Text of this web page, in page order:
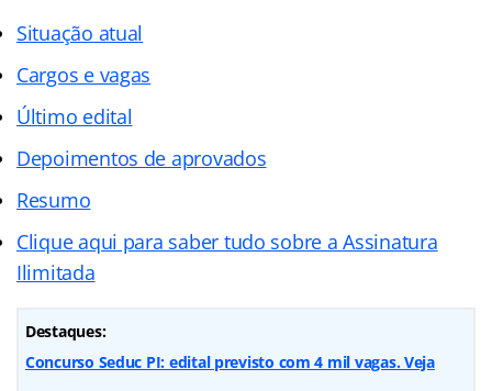
Situação atual
Cargos e vagas
Último edital
Depoimentos de aprovados
Resumo
Clique aqui para saber tudo sobre a Assinatura
Ilimitada
Destaques:
Concurso Seduc PI: edital previsto com 4 mil vagas. Veja